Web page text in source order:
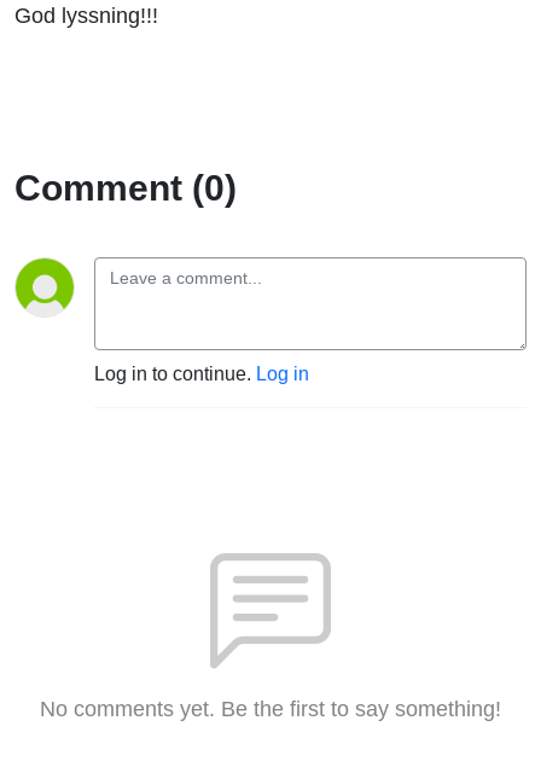
God lyssning!!!
Comment (0)
Log in to continue. Log in
No comments yet. Be the first to say something!